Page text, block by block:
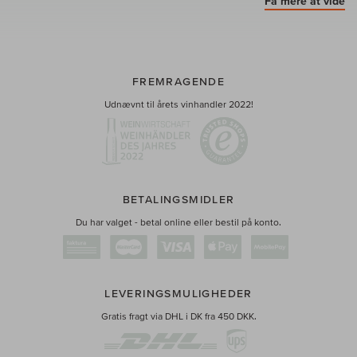
FREMRAGENDE
Udnævnt til årets vinhandler 2022!
BETALINGSMIDLER
Du har valget - betal online eller bestil på konto.
LEVERINGSMULIGHEDER
Gratis fragt via DHL i DK fra 450 DKK.